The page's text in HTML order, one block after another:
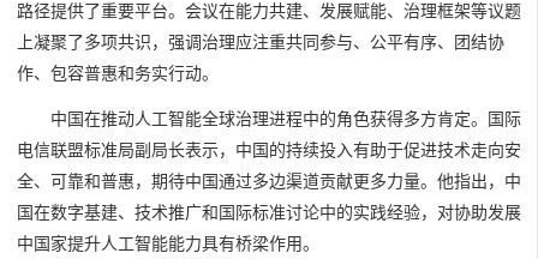
路径提供了重要平台。会议在能力共建、发展赋能、治理框架等议题
上凝聚了多项共识，强调治理应注重共同参与、公平有序、团结协
作、包容普惠和务实行动。
中国在推动人工智能全球治理进程中的角色获得多方肯定。国际
电信联盟标准局副局长表示，中国的持续投入有助于促进技术走向安
全、可靠和普惠，期待中国通过多边渠道贡献更多力量。他指出，中
国在数字基建、技术推广和国际标准讨论中的实践经验，对协助发展
中国家提升人工智能能力具有桥梁作用。